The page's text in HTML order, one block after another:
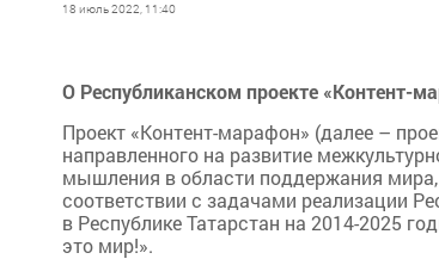
18 июль 2022, 11:40
О Республиканском проекте «Контент-
Проект «Контент-марафон» (далее –
направленного на развитие
мышления в области поддержания мира,
соответствии с задачами реализации
в Республике Татарстан на 2014-2025
это мир!».